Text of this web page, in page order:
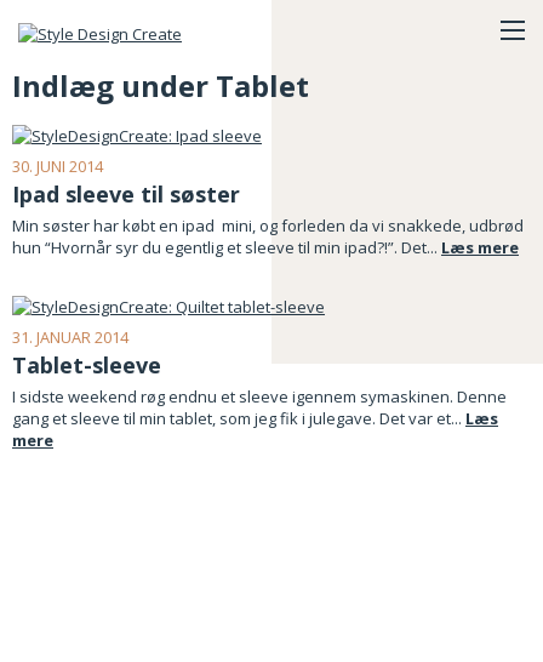
Indlæg under Tablet
30. JUNI 2014
Ipad sleeve til søster
Min søster har købt en ipad mini, og forleden da vi snakkede, udbrød
hun “Hvornår syr du egentlig et sleeve til min ipad?!”. Det... Læs mere
31. JANUAR 2014
Tablet-sleeve
I sidste weekend røg endnu et sleeve igennem symaskinen. Denne
gang et sleeve til min tablet, som jeg fik i julegave. Det var et... Læs
mere